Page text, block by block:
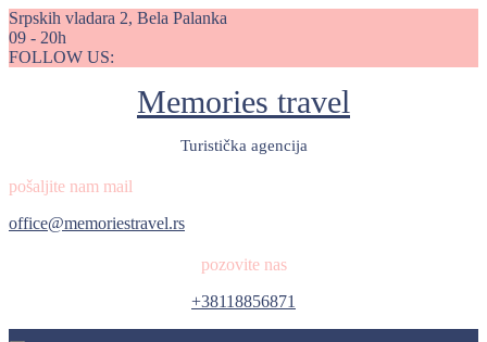
Skip
to
content
Srpskih vladara 2, Bela Palanka
09 - 20h
FOLLOW US:
Memories travel
Turistička agencija
pošaljite nam mail
office@memoriestravel.rs
pozovite nas
+38118856871